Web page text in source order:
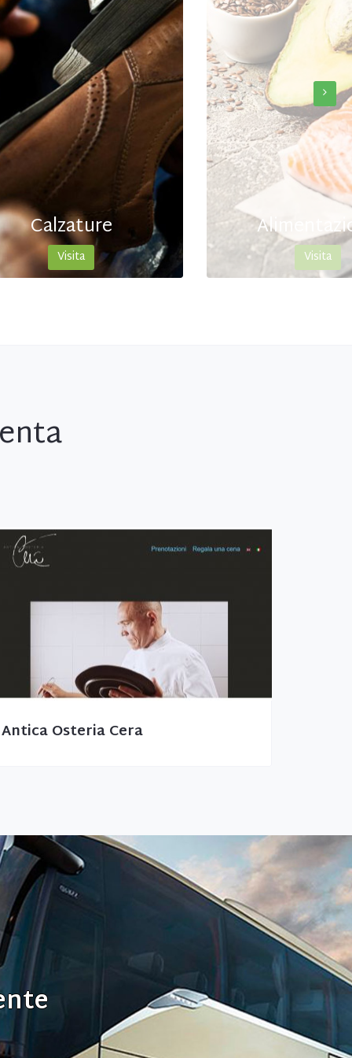
Alimentazione
Visita Visita
Antica Osteria Cera